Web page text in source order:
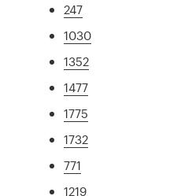
247
1030
1352
1477
1775
1732
771
1219